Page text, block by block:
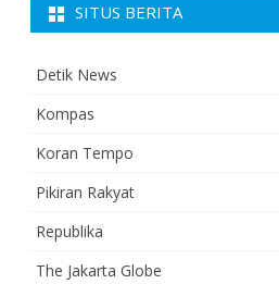
SITUS BERITA
Detik News
Kompas
Koran Tempo
Pikiran Rakyat
Republika
The Jakarta Globe